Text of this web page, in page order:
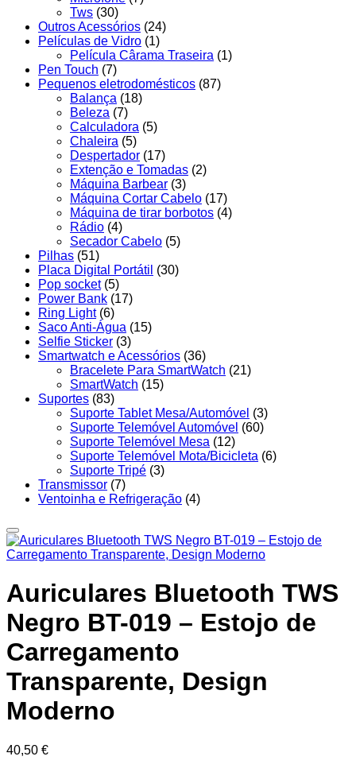
Tws (30)
Outros Acessórios (24)
Películas de Vidro (1)
Película Cârama Traseira (1)
Pen Touch (7)
Pequenos eletrodomésticos (87)
Balança (18)
Beleza (7)
Calculadora (5)
Chaleira (5)
Despertador (17)
Extenção e Tomadas (2)
Máquina Barbear (3)
Máquina Cortar Cabelo (17)
Máquina de tirar borbotos (4)
Rádio (4)
Secador Cabelo (5)
Pilhas (51)
Placa Digital Portátil (30)
Pop socket (5)
Power Bank (17)
Ring Light (6)
Saco Anti-Água (15)
Selfie Sticker (3)
Smartwatch e Acessórios (36)
Bracelete Para SmartWatch (21)
SmartWatch (15)
Suportes (83)
Suporte Tablet Mesa/Automóvel (3)
Suporte Telemóvel Automóvel (60)
Suporte Telemóvel Mesa (12)
Suporte Telemóvel Mota/Bicicleta (6)
Suporte Tripé (3)
Transmissor (7)
Ventoinha e Refrigeração (4)
Auriculares Bluetooth TWS
Negro BT-019 – Estojo de
Carregamento
Transparente, Design
Moderno
40,50 €